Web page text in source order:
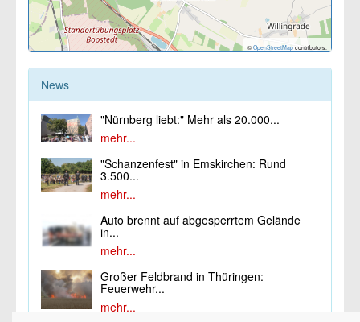
© OpenStreetMapcontributors.
News
"Nürnberg liebt:" Mehr als 20.000...
mehr...
"Schanzenfest" in Emskirchen: Rund
3.500...
mehr...
Auto brennt auf abgesperrtem Gelände
in...
mehr...
Großer Feldbrand in Thüringen:
Feuerwehr...
mehr...